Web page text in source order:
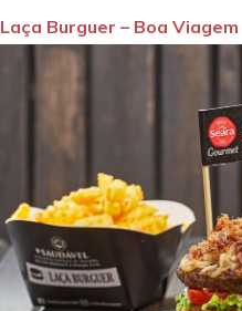
Laça Burguer – Boa Viagem